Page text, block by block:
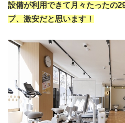
設備が利用できて月々たったの
プ、激安だと思います！